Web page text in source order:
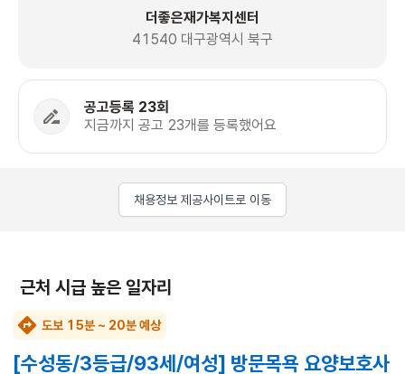
더좋은재가복지센터
41540 대구광역시 북구
공고등록 23회
지금까지 공고 23개를 등록했어요
채용정보 제공사이트로 이동
근처 시급 높은 일자리
도보 15분 ~ 20분 예상
[수성동/3등급/93세/여성] 방문목욕 요양보호사